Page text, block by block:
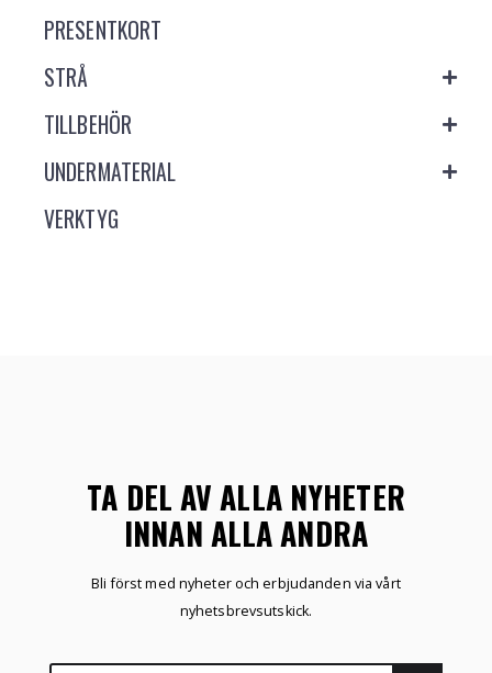
PRESENTKORT
STRÅ
TILLBEHÖR
UNDERMATERIAL
VERKTYG
TA DEL AV ALLA NYHETER
INNAN ALLA ANDRA
Bli först med nyheter och erbjudanden via vårt
nyhetsbrevsutskick.